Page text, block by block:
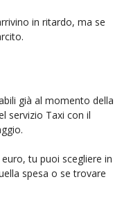
in ritardo, ma se
già al momento della
servizio Taxi con il
tu puoi scegliere in
spesa o se trovare